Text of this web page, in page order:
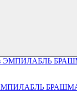
ЭМПИЛАБЛЬ